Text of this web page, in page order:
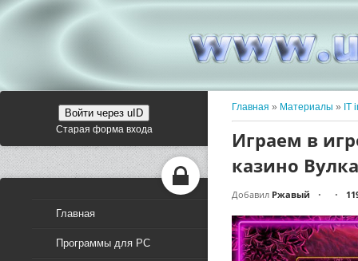
Войти через uID
Старая форма входа
Главная
Программы для PC
Главная » Материалы » IT
Играем в
казино
Добавил Ржавый • •